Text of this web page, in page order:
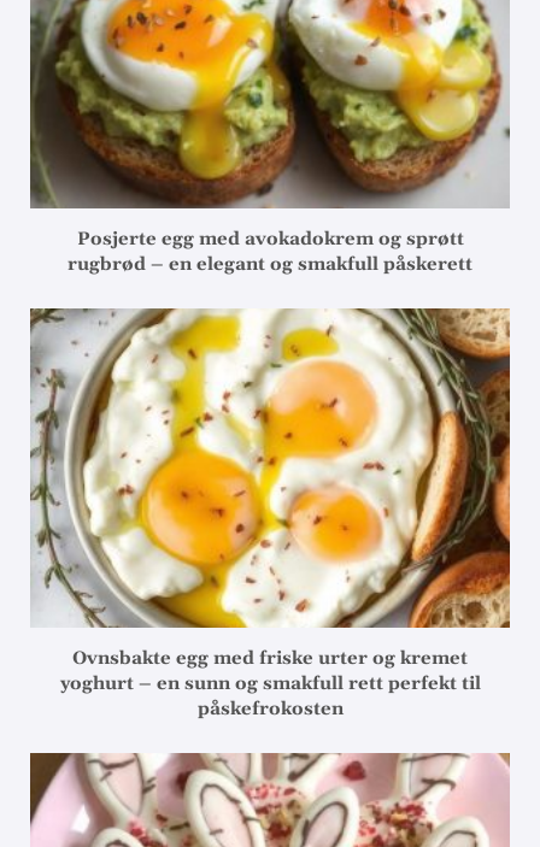
Posjerte egg med avokadokrem og sprøtt
rugbrød – en elegant og smakfull påskerett
Ovnsbakte egg med friske urter og kremet
yoghurt – en sunn og smakfull rett perfekt til
påskefrokosten